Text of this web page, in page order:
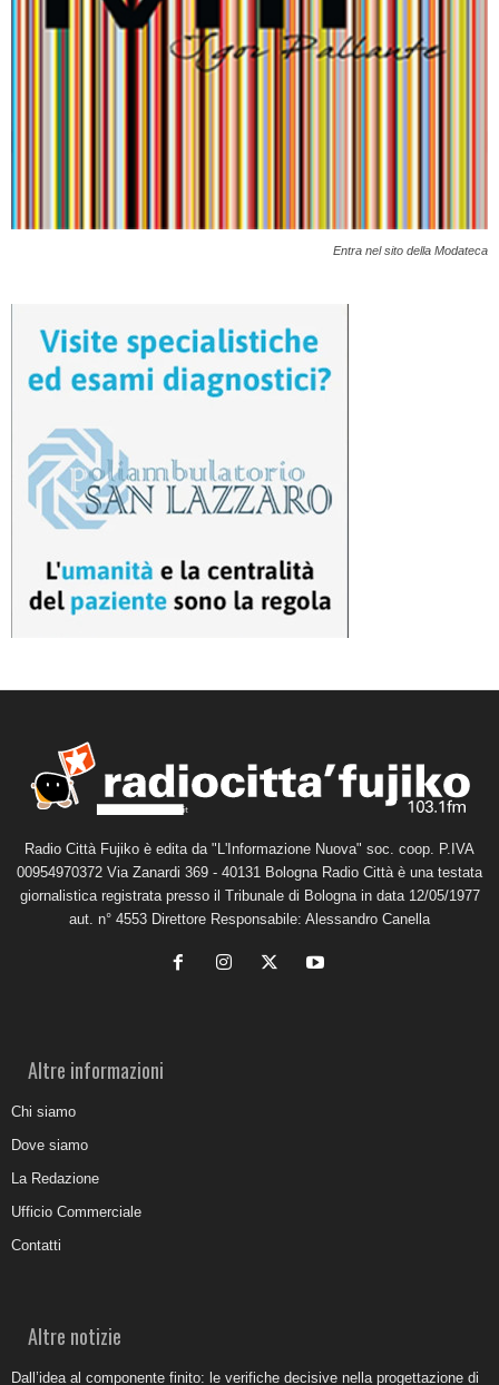
Entra nel sito della Modateca
Radio Città Fujiko è edita da "L'Informazione Nuova" soc. coop. P.IVA
00954970372 Via Zanardi 369 - 40131 Bologna Radio Città è una testata
giornalistica registrata presso il Tribunale di Bologna in data 12/05/1977
aut. n° 4553 Direttore Responsabile: Alessandro Canella
Altre informazioni
Chi siamo
Dove siamo
La Redazione
Ufficio Commerciale
Contatti
Altre notizie
Dall’idea al componente finito: le verifiche decisive nella progettazione di